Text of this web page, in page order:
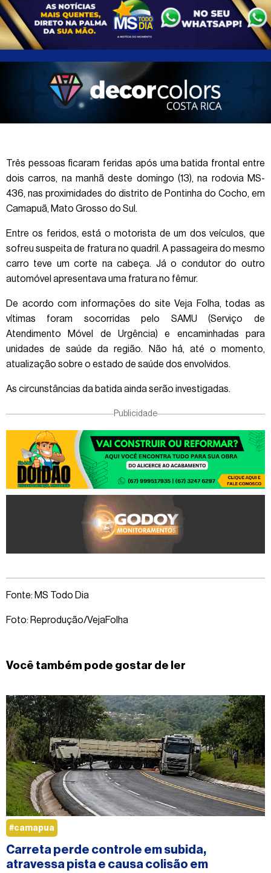
Três pessoas ficaram feridas após uma batida frontal entre
dois carros, na manhã deste domingo (13), na rodovia MS-
436, nas proximidades do distrito de Pontinha do Cocho, em
Camapuã, Mato Grosso do Sul.
Entre os feridos, está o motorista de um dos veículos, que
sofreu suspeita de fratura no quadril. A passageira do mesmo
carro teve um corte na cabeça. Já o condutor do outro
automóvel apresentava uma fratura no fêmur.
De acordo com informações do site Veja Folha, todas as
vítimas foram socorridas pelo SAMU (Serviço de
Atendimento Móvel de Urgência) e encaminhadas para
unidades de saúde da região. Não há, até o momento,
atualização sobre o estado de saúde dos envolvidos.
As circunstâncias da batida ainda serão investigadas.
Publicidade
Fonte: MS Todo Dia
Foto: Reprodução/VejaFolha
Você também pode gostar de ler
Carreta perde controle em subida,
atravessa pista e causa colisão em
#camapua